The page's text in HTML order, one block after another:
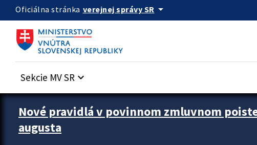
Preskocit na hlavný obsah
Oficiálna stránka verejnej správy SR arrow_drop_down
Sekcie MV SR keyboard_arrow_down
Zastavit automatický posun upútavok
Nové pravidlá v povinnom zmluvnom
augusta